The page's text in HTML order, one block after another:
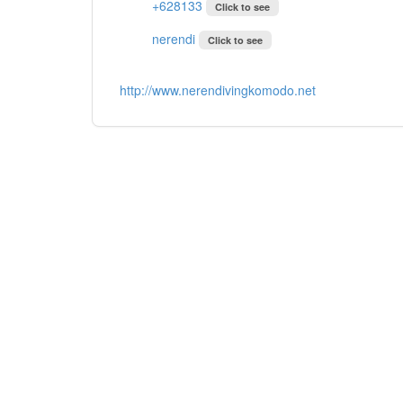
+628133 Click to see
nerendi Click to see
http://www.nerendivingkomodo.net